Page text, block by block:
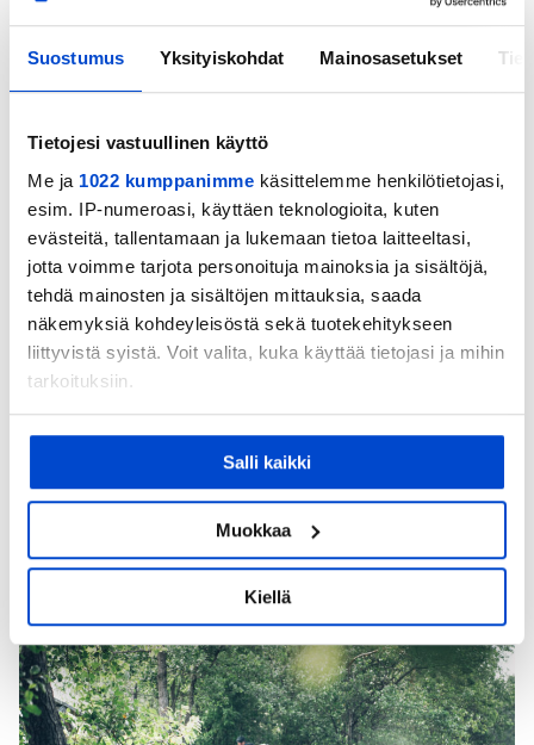
Suostumus Yksityiskohdat Mainosasetukset
Tietojesi vastuullinen käyttö
Me ja 1022 kumppanimme käsittelemme henkilötietojasi,
esim. IP-numeroasi, käyttäen teknologioita, kuten
evästeitä, tallentamaan ja lukemaan tietoa laitteeltasi,
jotta voimme tarjota personoituja mainoksia ja sisältöjä,
tehdä mainosten ja sisältöjen mittauksia, saada
näkemyksiä kohdeyleisöstä sekä tuotekehitykseen
liittyvistä syistä. Voit valita, kuka käyttää tietojasi ja mihin
tarkoituksiin.
Jos sallit, haluamme myös tehdä seuraavia:
Kerätä tietoja maantieteellisestä sijainnistasi,
mahdollisesti muutaman metrin tarkkuudella
Tunnistaa laitteesi skannaamalla sen
ominaispiirteitä aktiivisesti (sormenjäljen
Lue lisää siitä, miten henkilötietojasi käsitellään ja miten
voit määrittää asetuksesitiedot-osiossa. Voit muuttaa
suostumustasi tai peruuttaa sen milloin vain
evästeilmoituksessa.
Salli kaikki
Muokkaa
Kiellä
VAPAA-AIKA
uusivuosi
Tule viettämään uuttavuotta luonnon läheiseen
ympäristöön ilman jatkuvaa rakettien pauketta.